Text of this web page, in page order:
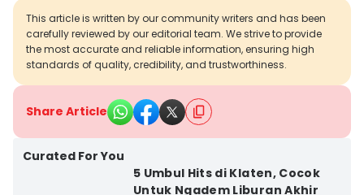
This article is written by our community writers and has been
carefully reviewed by our editorial team. We strive to provide
the most accurate and reliable information, ensuring high
standards of quality, credibility, and trustworthiness.
Share Article
Curated For You
5 Umbul Hits di Klaten, Cocok
Untuk Ngadem Liburan Akhir